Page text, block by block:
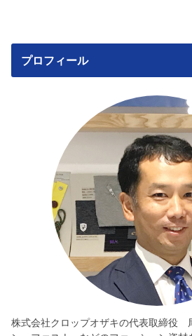
プロフィール
株式会社クロップオザキの代表取締役